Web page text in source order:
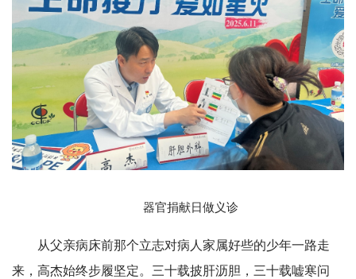
器官捐献日做义诊
从父亲病床前那个立志对病人家属好些的少年一路走
来，高杰始终步履坚定。三十载披肝沥胆，三十载嘘寒问